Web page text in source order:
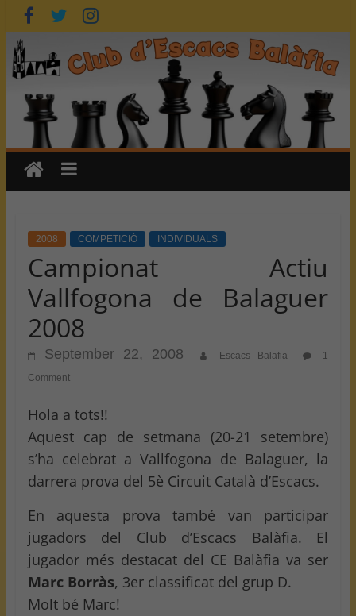
Skip
to
content
2008 COMPETICIÓ INDIVIDUALS
Campionat Actiu
Vallfogona de Balaguer
2008
September 22, 2008 Escacs Balafia
1
Comment
Hola a tots!!
Aquest cap de setmana (20-21 setembre)
s’ha celebrat a Vallfogona de Balaguer, la
darrera prova del 5è Circuit Català d’Escacs.
En aquesta prova també van participar
jugadors del Club d’Escacs Balàfia. El
jugador més destacat del CE Balàfia va ser
Marc Borràs, 3er classificat del grup D.
Molt bé Marc!